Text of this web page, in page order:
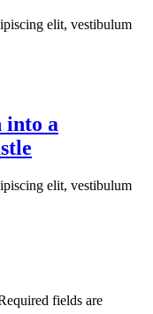
elit, vestibulum
into a
elit, vestibulum
fields are